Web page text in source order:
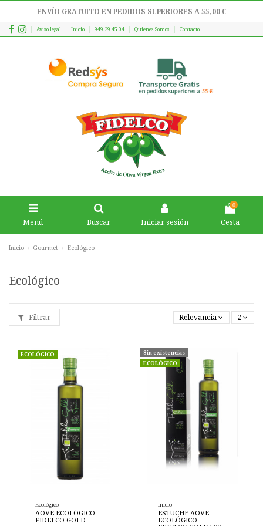
ENVÍO GRATUITO EN PEDIDOS SUPERIORES A 55,00 €
Aviso legal Inicio 949 29 45 04 Quienes Somos Contacto
Menú Buscar Iniciar sesión
0
Cesta
Inicio Gourmet Ecológico
Ecológico
Filtrar Relevancia 2
ECOLÓGICO
Ecológico
AOVE ECOLÓGICO
FIDELCO GOLD
Sin existencias
ECOLÓGICO
Inicio
ESTUCHE AOVE
ECOLÓGICO